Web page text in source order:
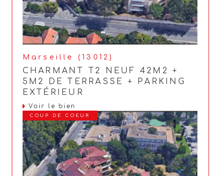
Marseille (13012)
CHARMANT T2 NEUF 42M2 +
5M2 DE TERRASSE + PARKING
EXTÉRIEUR
Voir le bien
COUP DE COEUR